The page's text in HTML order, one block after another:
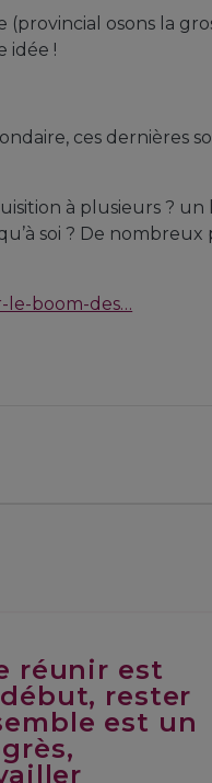
osons la
idée !
ces dernières
à plusieurs ?
soi ? De
le-boom-des…
réunir est
rester
est un